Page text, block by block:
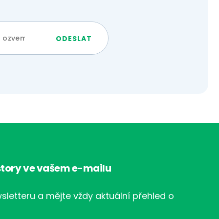
ve vašem e-mailu
a mějte vždy aktuální přehled o